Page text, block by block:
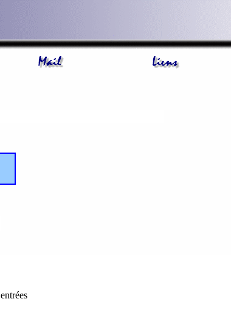
entrées